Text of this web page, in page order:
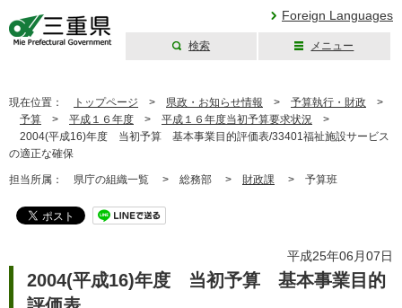
Foreign Languages
検索 メニュー
現在位置： トップページ > 県政・お知らせ情報 > 予算執行・財政 >
予算 > 平成１６年度 > 平成１６年度当初予算要求状況 >
2004(平成16)年度 当初予算 基本事業目的評価表/33401福祉施設サービス
の適正な確保
担当所属： 県庁の組織一覧 > 総務部 > 財政課 > 予算班
平成25年06月07日
2004(平成16)年度 当初予算 基本事業目的